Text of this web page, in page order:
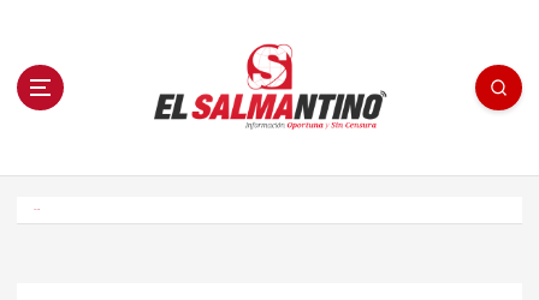
n El Salmantino - medios/noticias/editorial